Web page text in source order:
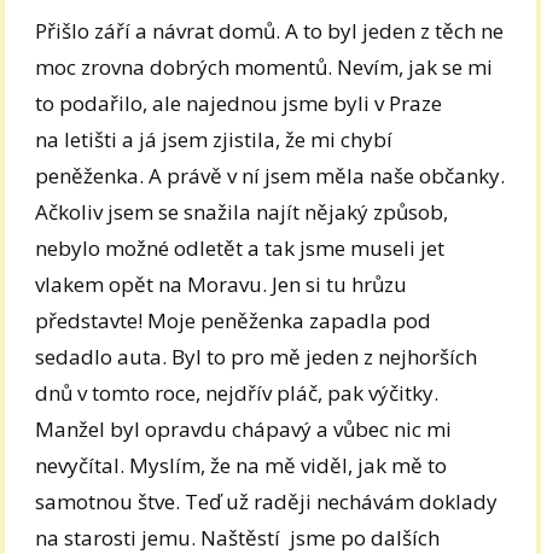
Přišlo září a návrat domů. A to byl jeden z těch ne
moc zrovna dobrých momentů. Nevím, jak se mi
to podařilo, ale najednou jsme byli v Praze
na letišti a já jsem zjistila, že mi chybí
peněženka. A právě v ní jsem měla naše občanky.
Ačkoliv jsem se snažila najít nějaký způsob,
nebylo možné odletět a tak jsme museli jet
vlakem opět na Moravu. Jen si tu hrůzu
představte! Moje peněženka zapadla pod
sedadlo auta. Byl to pro mě jeden z nejhorších
dnů v tomto roce, nejdřív pláč, pak výčitky.
Manžel byl opravdu chápavý a vůbec nic mi
nevyčítal. Myslím, že na mě viděl, jak mě to
samotnou štve. Teď už raději nechávám doklady
na starosti jemu. Naštěstí jsme po dalších